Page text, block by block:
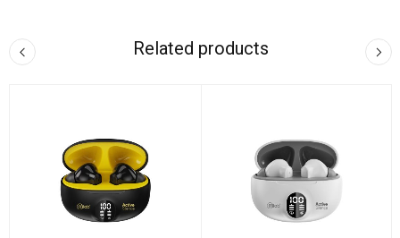
Related products